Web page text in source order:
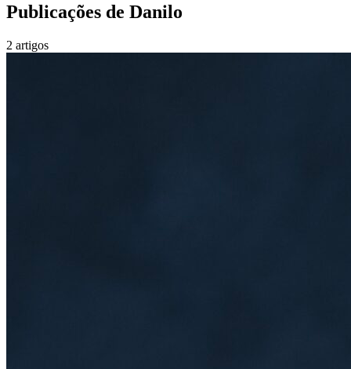
Publicações de Danilo
2 artigos